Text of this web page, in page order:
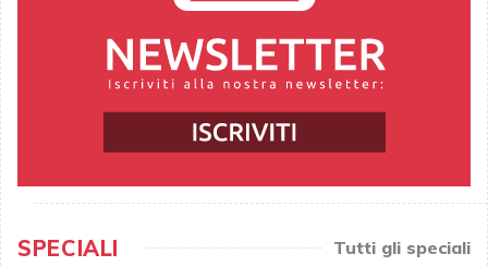
SPECIALI Tutti gli speciali